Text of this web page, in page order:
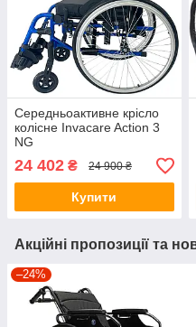
Середньоактивне крісло
колісне Invacare Action 3
NG
24 402 ₴ 24 900 ₴
Купити
Акційні пропозиції та
–24%